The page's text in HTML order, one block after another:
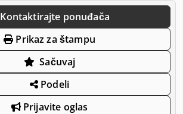
Kontaktirajte ponuđača
Prikaz za štampu
Sačuvaj
Podeli
Prijavite oglas